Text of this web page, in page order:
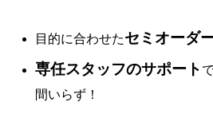
目的に合わせたセミオーダ
専任スタッフのサポート
間いらず！